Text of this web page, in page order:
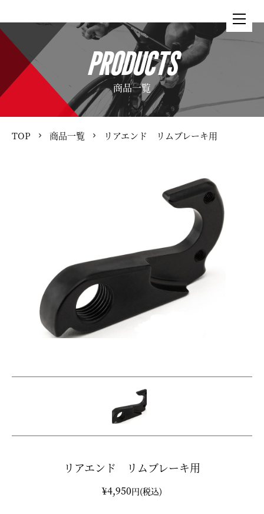
PRODUCTS
商品一覧
TOP 商品一覧 リアエンド リムブレーキ用
リアエンド リムブレーキ用
¥4,950円(税込)